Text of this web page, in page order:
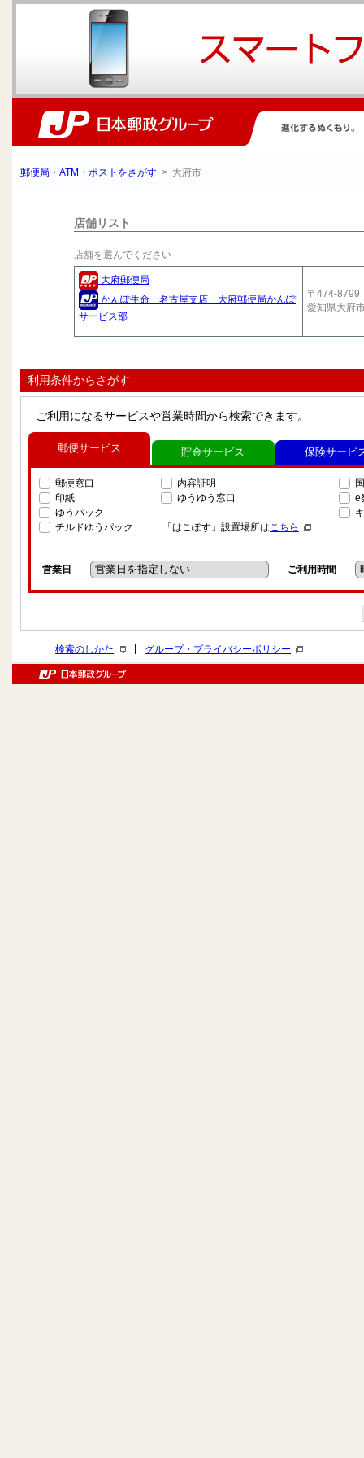
郵便局・ATM・ポストをさがす > 大府市
店舗リスト
店舗を選んでください
大府郵便局
かんぽ生命 名古屋支店 大府郵便局かんぽ
サービス部
〒474-8799
愛知県大府
利用条件からさがす
ご利用になるサービスや営業時間から検索できます。
郵便サービス
郵便窓口
印紙
ゆうパック
チルドゆうパック
内容証明
ゆうゆう窓口
「はこぽす」設置場所はこちら
e
営業日 ご利用時間
貯金サービス 保険サービ
検索のしかた グループ・プライバシーポリシー